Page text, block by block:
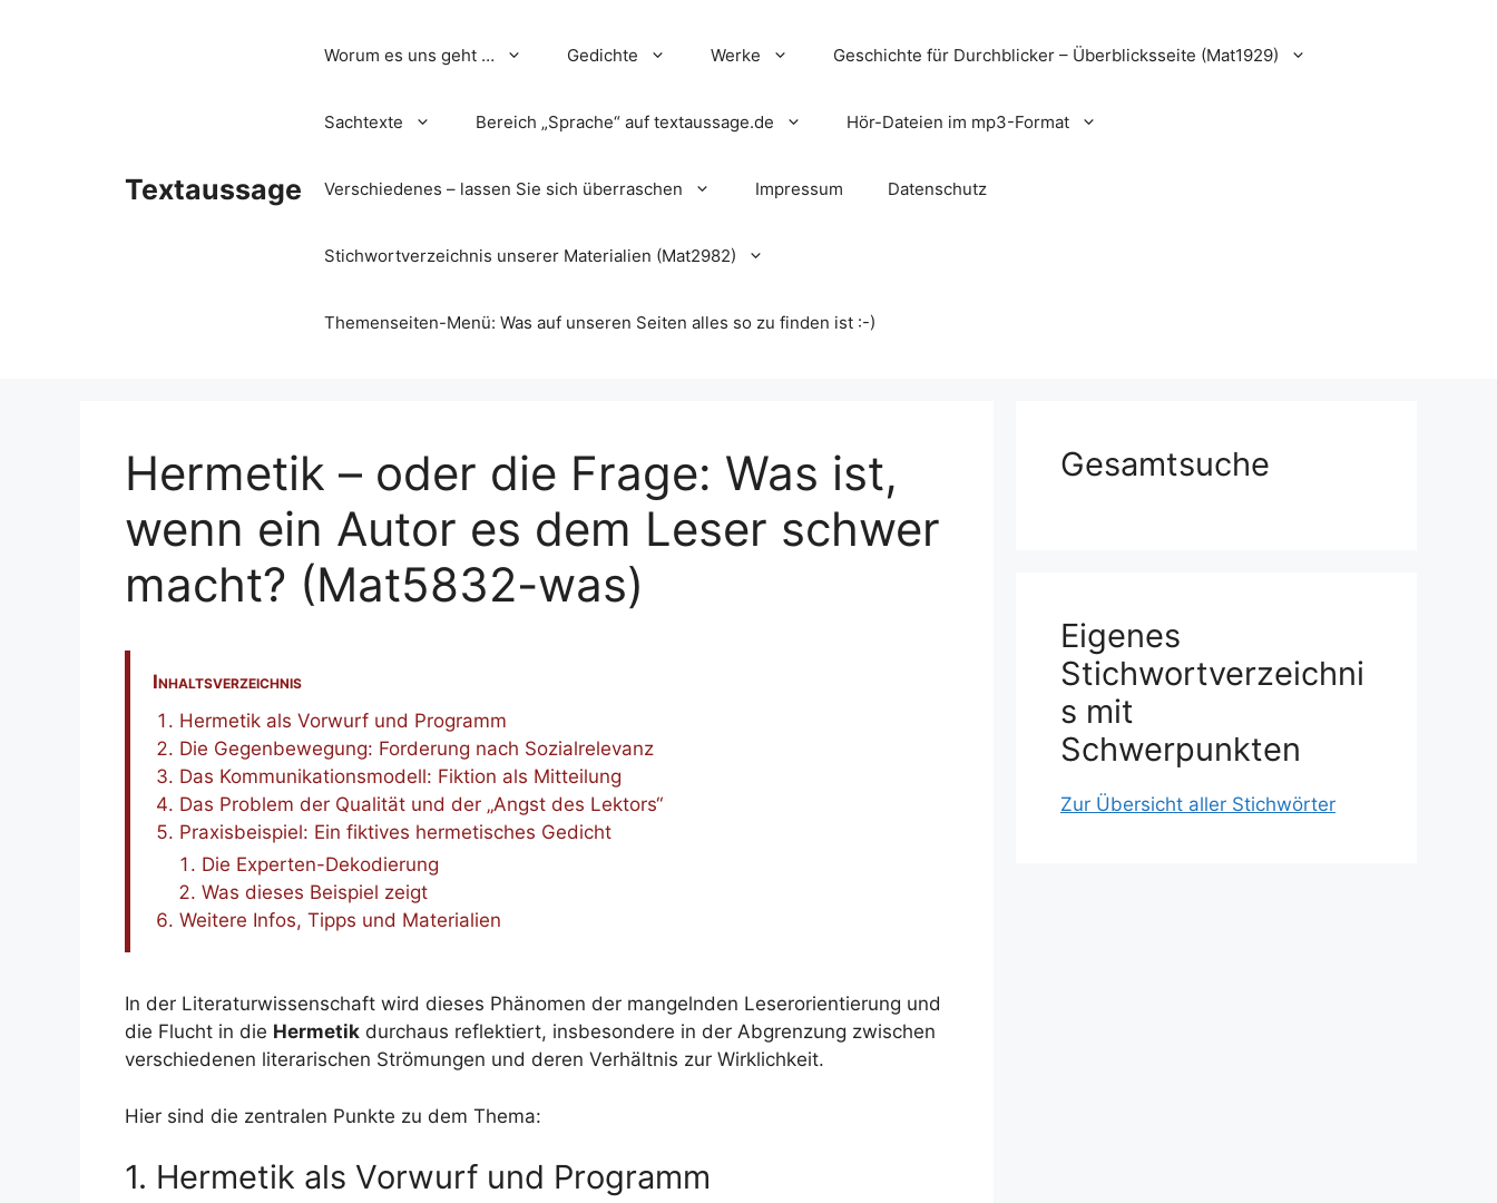
Textaussage
Worum es uns geht … Gedichte Werke Geschichte für Durchblicker – Überblicksseite (Mat1929)
Sachtexte Bereich „Sprache“ auf textaussage.de Hör-Dateien im mp3-Format
Verschiedenes – lassen Sie sich überraschen Impressum Datenschutz
Stichwortverzeichnis unserer Materialien (Mat2982)
Themenseiten-Menü: Was auf unseren Seiten alles so zu finden ist :-)
Hermetik – oder die Frage: Was ist,
wenn ein Autor es dem Leser schwer
macht? (Mat5832-was)
Inhaltsverzeichnis
Hermetik als Vorwurf und Programm
Die Gegenbewegung: Forderung nach Sozialrelevanz
Das Kommunikationsmodell: Fiktion als Mitteilung
Das Problem der Qualität und der „Angst des Lektors“
Praxisbeispiel: Ein fiktives hermetisches Gedicht
Die Experten-Dekodierung
Was dieses Beispiel zeigt
Weitere Infos, Tipps und Materialien
In der Literaturwissenschaft wird dieses Phänomen der mangelnden Leserorientierung und
die Flucht in die Hermetik durchaus reflektiert, insbesondere in der Abgrenzung zwischen
verschiedenen literarischen Strömungen und deren Verhältnis zur Wirklichkeit.
Hier sind die zentralen Punkte zu dem Thema:
1. Hermetik als Vorwurf und Programm
Gesamtsuche
Eigenes
Stichwortverzeichni
s mit
Schwerpunkten
Zur Übersicht aller Stichwörter